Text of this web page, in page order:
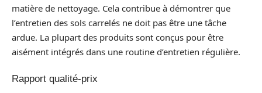
matière de nettoyage. Cela contribue à démontrer que
l’entretien des sols carrelés ne doit pas être une tâche
ardue. La plupart des produits sont conçus pour être
aisément intégrés dans une routine d’entretien régulière.
Rapport qualité-prix